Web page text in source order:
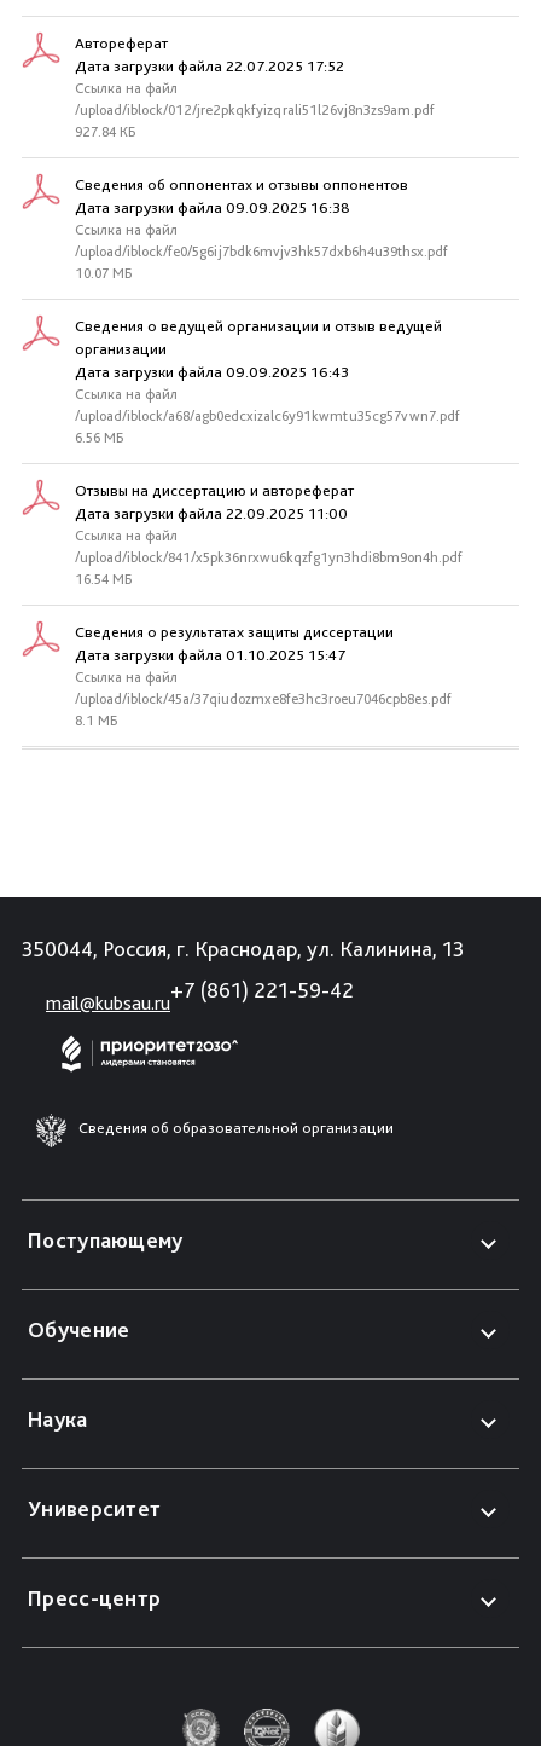
Автореферат
Дата загрузки файла 22.07.2025 17:52
Ссылка на файл
/upload/iblock/012/jre2pkqkfyizqrali51l26vj8n3zs9am.pdf
927.84 КБ
Сведения об оппонентах и отзывы оппонентов
Дата загрузки файла 09.09.2025 16:38
Ссылка на файл
/upload/iblock/fe0/5g6ij7bdk6mvjv3hk57dxb6h4u39thsx.pdf
10.07 МБ
Сведения о ведущей организации и отзыв ведущей
организации
Дата загрузки файла 09.09.2025 16:43
Ссылка на файл
/upload/iblock/a68/agb0edcxizalc6y91kwmtu35cg57vwn7.pdf
6.56 МБ
Отзывы на диссертацию и автореферат
Дата загрузки файла 22.09.2025 11:00
Ссылка на файл
/upload/iblock/841/x5pk36nrxwu6kqzfg1yn3hdi8bm9on4h.pdf
16.54 МБ
Сведения о результатах защиты диссертации
Дата загрузки файла 01.10.2025 15:47
Ссылка на файл
/upload/iblock/45a/37qiudozmxe8fe3hc3roeu7046cpb8es.pdf
8.1 МБ
350044, Россия, г. Краснодар, ул. Калинина, 13
mail@kubsau.ru
+7 (861) 221-59-42
Сведения об образовательной организации
Поступающему
Обучение
Наука
Университет
Пресс-центр